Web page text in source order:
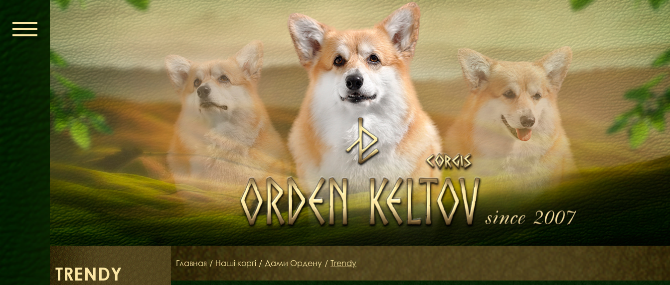
TRENDY Главная / Наші коргі / Дами Ордену / Trendy
ГОЛОВНА
ОРДЕН КЕЛЬТІВ
НОВИНИ
ДИТЯЧА КІМНАТА
КОНТАКТИ